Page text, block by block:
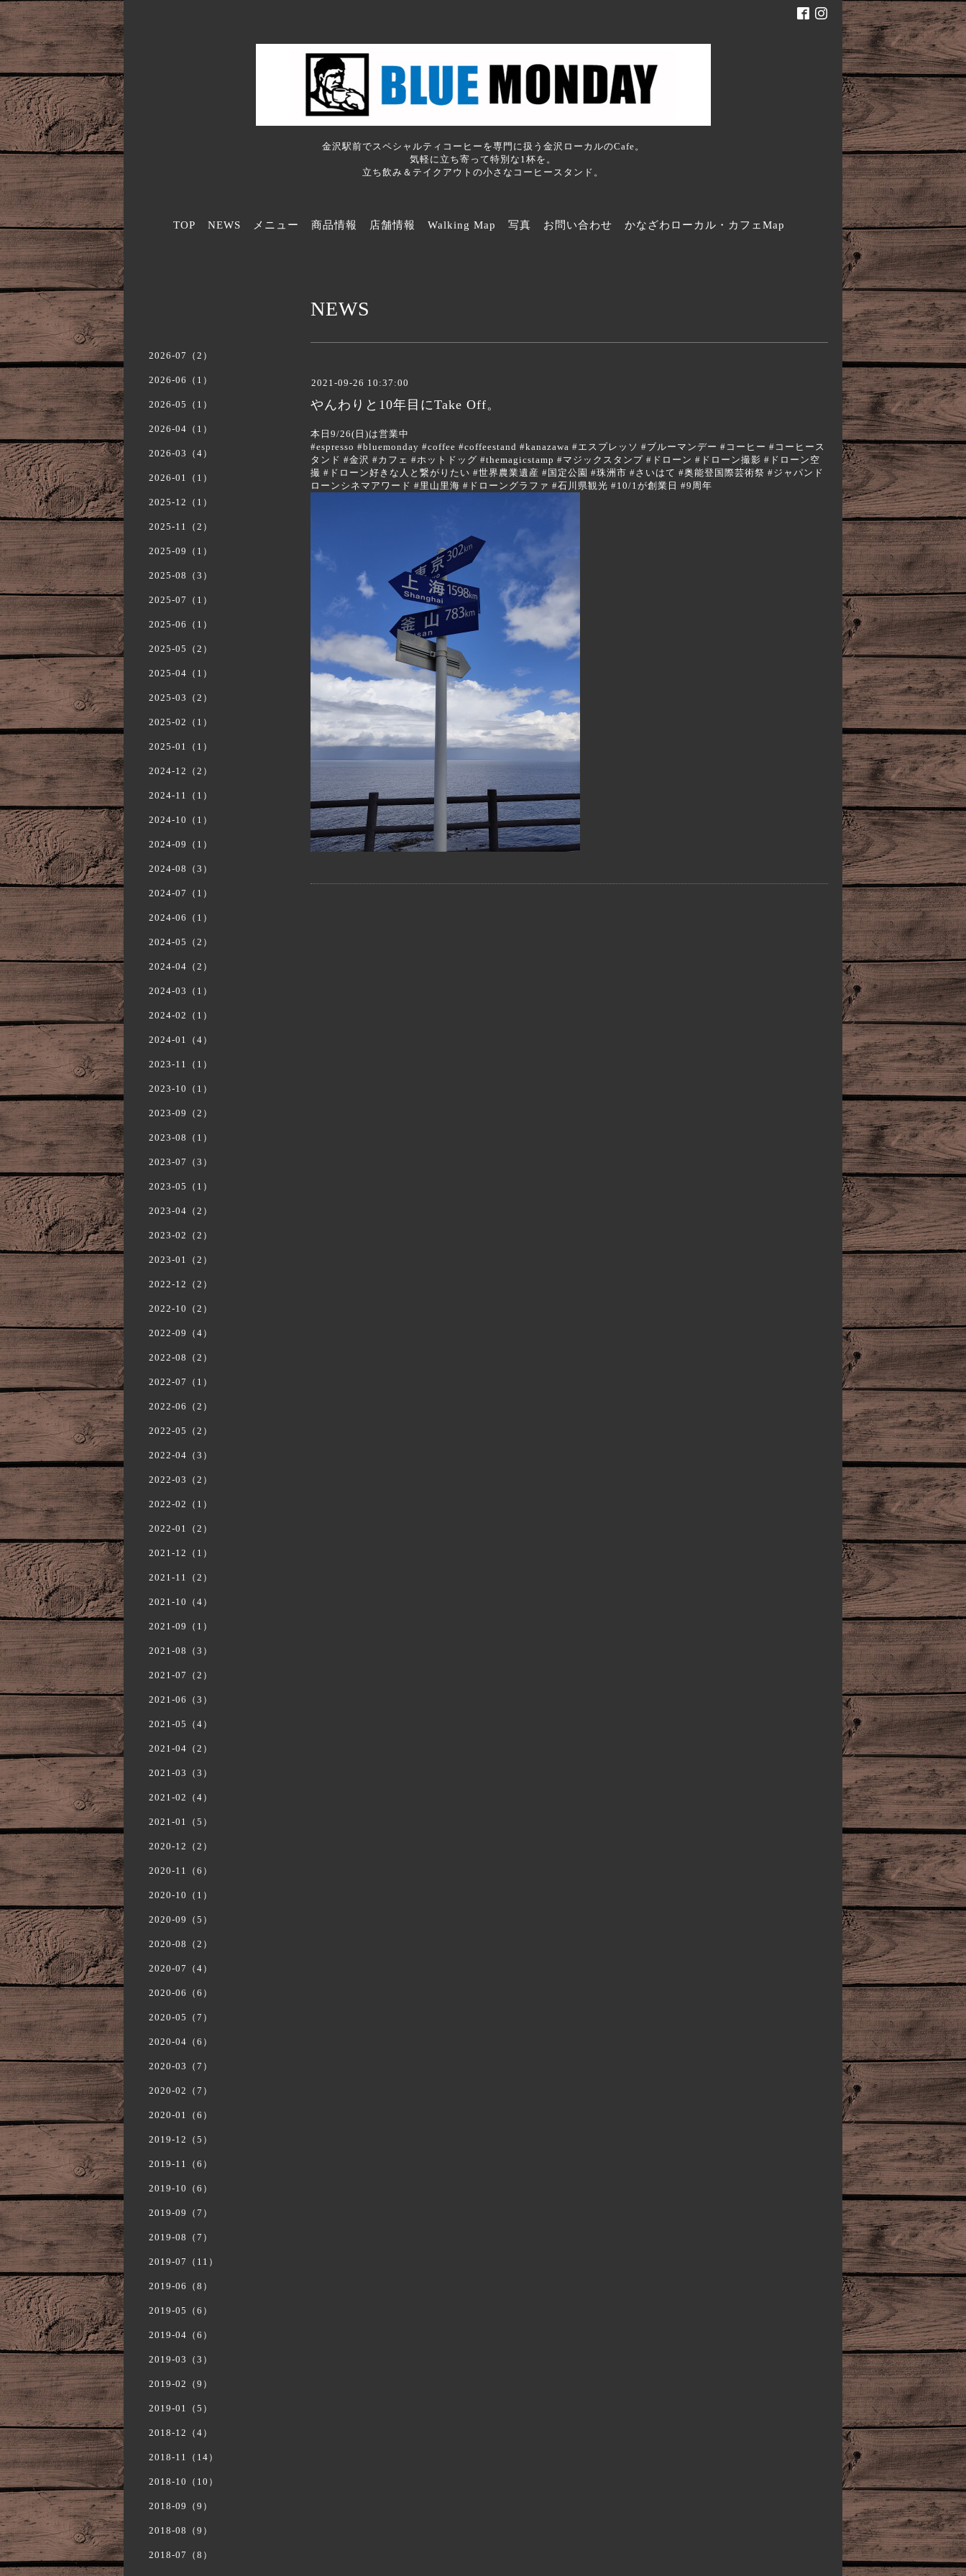
金沢駅前でスペシャルティコーヒーを専門に扱う金沢ローカルのCafe。
気軽に立ち寄って特別な1杯を。
立ち飲み＆テイクアウトの小さなコーヒースタンド。
TOP NEWS メニュー 商品情報 店舗情報 Walking Map 写真 お問い合わせ かなざわローカル・カフェMap
NEWS
2021-09-26 10:37:00
やんわりと10年目にTake Off。
本日9/26(日)は営業中
#espresso #bluemonday #coffee #coffeestand #kanazawa #エスプレッソ #ブルーマンデー #コーヒー #コーヒース
タンド #金沢 #カフェ #ホットドッグ #themagicstamp #マジックスタンプ #ドローン #ドローン撮影 #ドローン空
撮 #ドローン好きな人と繋がりたい #世界農業遺産 #国定公園 #珠洲市 #さいはて #奥能登国際芸術祭 #ジャパンド
ローンシネマアワード #里山里海 #ドローングラファ #石川県観光 #10/1が創業日 #9周年
2026-07（2）
2026-06（1）
2026-05（1）
2026-04（1）
2026-03（4）
2026-01（1）
2025-12（1）
2025-11（2）
2025-09（1）
2025-08（3）
2025-07（1）
2025-06（1）
2025-05（2）
2025-04（1）
2025-03（2）
2025-02（1）
2025-01（1）
2024-12（2）
2024-11（1）
2024-10（1）
2024-09（1）
2024-08（3）
2024-07（1）
2024-06（1）
2024-05（2）
2024-04（2）
2024-03（1）
2024-02（1）
2024-01（4）
2023-11（1）
2023-10（1）
2023-09（2）
2023-08（1）
2023-07（3）
2023-05（1）
2023-04（2）
2023-02（2）
2023-01（2）
2022-12（2）
2022-10（2）
2022-09（4）
2022-08（2）
2022-07（1）
2022-06（2）
2022-05（2）
2022-04（3）
2022-03（2）
2022-02（1）
2022-01（2）
2021-12（1）
2021-11（2）
2021-10（4）
2021-09（1）
2021-08（3）
2021-07（2）
2021-06（3）
2021-05（4）
2021-04（2）
2021-03（3）
2021-02（4）
2021-01（5）
2020-12（2）
2020-11（6）
2020-10（1）
2020-09（5）
2020-08（2）
2020-07（4）
2020-06（6）
2020-05（7）
2020-04（6）
2020-03（7）
2020-02（7）
2020-01（6）
2019-12（5）
2019-11（6）
2019-10（6）
2019-09（7）
2019-08（7）
2019-07（11）
2019-06（8）
2019-05（6）
2019-04（6）
2019-03（3）
2019-02（9）
2019-01（5）
2018-12（4）
2018-11（14）
2018-10（10）
2018-09（9）
2018-08（9）
2018-07（8）